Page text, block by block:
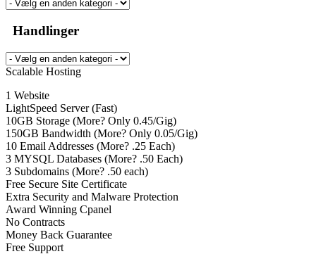
Handlinger
Scalable Hosting
1 Website
LightSpeed Server (Fast)
10GB Storage (More? Only 0.45/Gig)
150GB Bandwidth (More? Only 0.05/Gig)
10 Email Addresses (More? .25 Each)
3 MYSQL Databases (More? .50 Each)
3 Subdomains (More? .50 each)
Free Secure Site Certificate
Extra Security and Malware Protection
Award Winning Cpanel
No Contracts
Money Back Guarantee
Free Support